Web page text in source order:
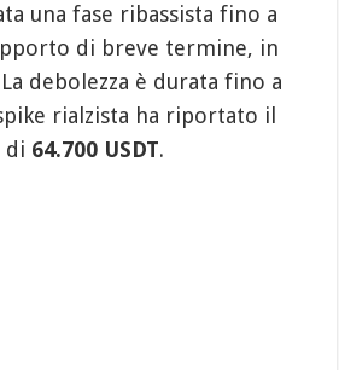
una fase ribassista fino a
di breve termine, in
debolezza è durata fino a
rialzista ha riportato il
di 64.700 USDT.